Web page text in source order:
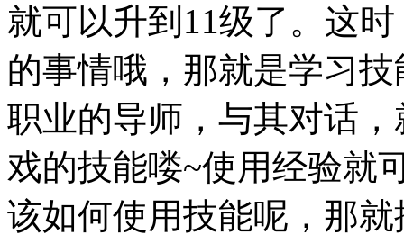
就可以升到11级了。这
的事情哦，那就是学习
职业的导师，与其对话
戏的技能喽~使用经验就
该如何使用技能呢，那